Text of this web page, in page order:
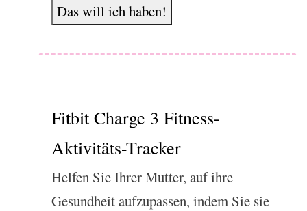
Das will ich haben!
Fitbit Charge 3 Fitness-
Aktivitäts-Tracker
Helfen Sie Ihrer Mutter, auf ihre
Gesundheit aufzupassen, indem Sie sie